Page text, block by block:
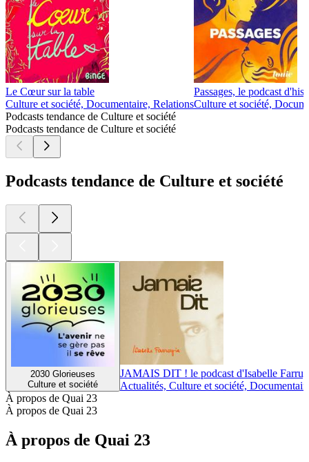
Le Cœur sur la table
Culture et société, Documentaire, Relations
Passages, le podcast
Culture et société,
Podcasts tendance de Culture et société
Podcasts tendance de Culture et société
Podcasts tendance de Culture et société
2030 Glorieuses
Culture et société
JAMAIS DIT ! le podcast d'Isabelle
Actualités, Culture et société,
À propos de Quai 23
À propos de Quai 23
À propos de Quai 23